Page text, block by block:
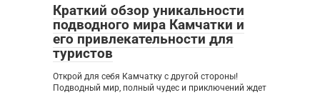
Краткий обзор уникальности
подводного мира Камчатки и
его привлекательности для
туристов
Открой для себя Камчатку с другой стороны!
Подводный мир, полный чудес и приключений ждет